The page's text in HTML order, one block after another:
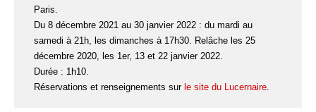
Paris.
Du 8 décembre 2021 au 30 janvier 2022 : du mardi au
samedi à 21h, les dimanches à 17h30. Relâche les 25
décembre 2020, les 1er, 13 et 22 janvier 2022.
Durée : 1h10.
Réservations et renseignements sur le site du Lucernaire.